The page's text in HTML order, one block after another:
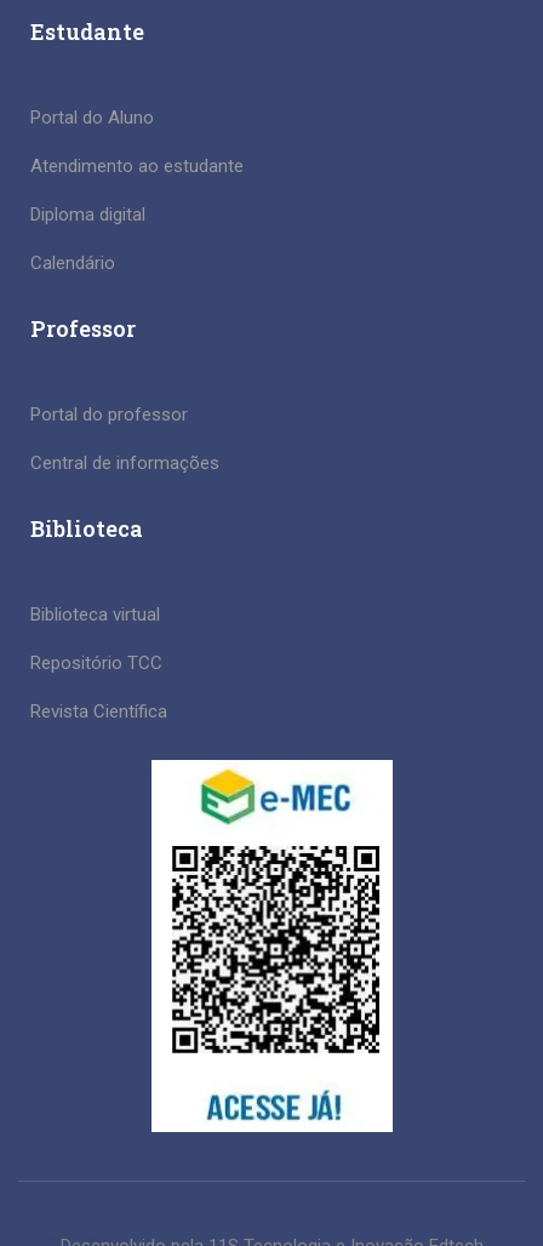
Estudante
Portal do Aluno
Atendimento ao estudante
Diploma digital
Calendário
Professor
Portal do professor
Central de informações
Biblioteca
Biblioteca virtual
Repositório TCC
Revista Científica